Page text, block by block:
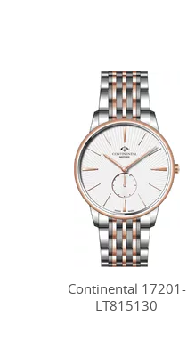
Continental 17201-
LT815130